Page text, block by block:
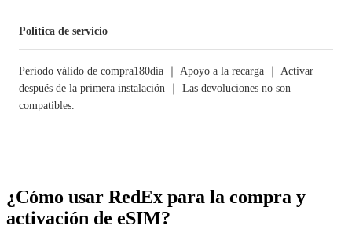
Política de servicio
Período válido de compra180día ｜ Apoyo a la recarga ｜ Activar
después de la primera instalación ｜ Las devoluciones no son
compatibles.
¿Cómo usar RedEx para la compra y
activación de eSIM?